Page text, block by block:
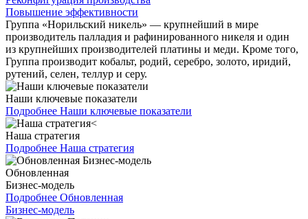
Повышение эффективности
Группа «Норильский никель» — крупнейший в мире
производитель палладия и рафинированного никеля и один
из крупнейших производителей платины и меди. Кроме того,
Группа производит кобальт, родий, серебро, золото, иридий,
рутений, селен, теллур и серу.
Наши ключевые показатели
Подробнее Наши ключевые показатели
Наша стратегия
Подробнее Наша стратегия
Обновленная
Бизнес-модель
Подробнее Обновленная
Бизнес-модель